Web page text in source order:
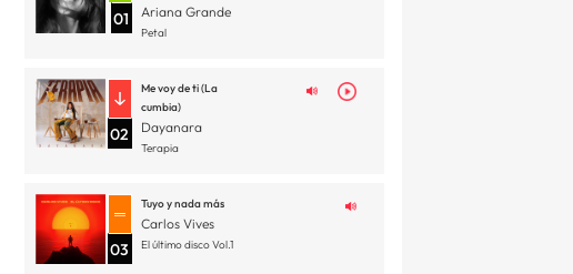
01 Ariana Grande
Petal
02
Me voy de ti (La
cumbia)
Dayanara
Terapia
03
Tuyo y nada más
Carlos Vives
El último disco Vol.1